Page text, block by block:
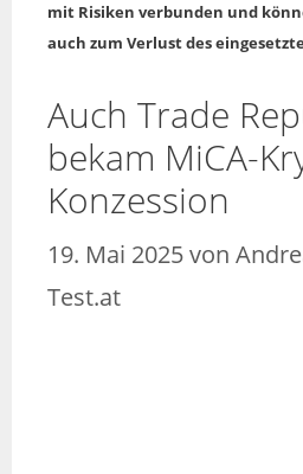
mit Risiken verbunden und
auch zum Verlust des
Auch Trade
bekam MiCA-
Konzession
19. Mai 2025von
Test.at